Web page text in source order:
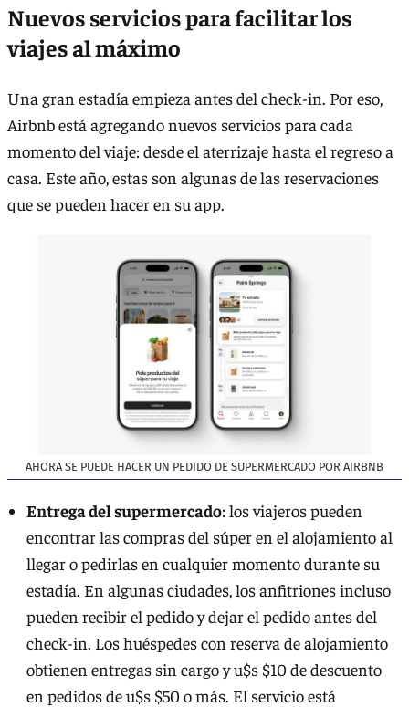
Nuevosservicios para facilitar los
viajes al máximo
Una gran estadía empieza antes del check-in. Por eso,
Airbnb está agregando nuevos servicios para cada
momento del viaje: desde el aterrizaje hasta el regreso a
casa. Este año, estas son algunas de las reservaciones
que se pueden hacer en su app.
AHORA SE PUEDE HACER UN PEDIDO DE SUPERMERCADO POR AIRBNB
Entrega del supermercado: los viajeros pueden
encontrar las compras del súper en el alojamiento al
llegar o pedirlas en cualquier momento durante su
estadía. En algunas ciudades, los anfitriones incluso
pueden recibir el pedido y dejar el pedido antes del
check-in. Los huéspedes con reserva de alojamiento
obtienen entregas sin cargo y u$s $10 de descuento
en pedidos de u$s $50 o más. El servicio está